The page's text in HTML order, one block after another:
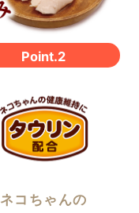
Point.2
ネコちゃんの